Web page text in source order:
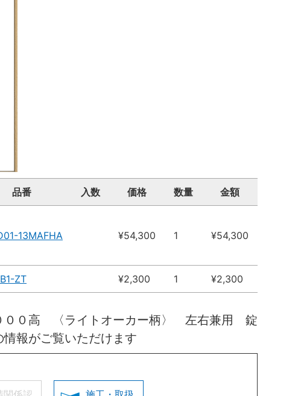
品番 入数 価格 数量 金額
13MAFHA ¥54,300 1 ¥54,300
ZT ¥2,300 1 ¥2,300
０高 〈ライトオーカー柄〉 左右兼用 錠
報がご覧いただけます